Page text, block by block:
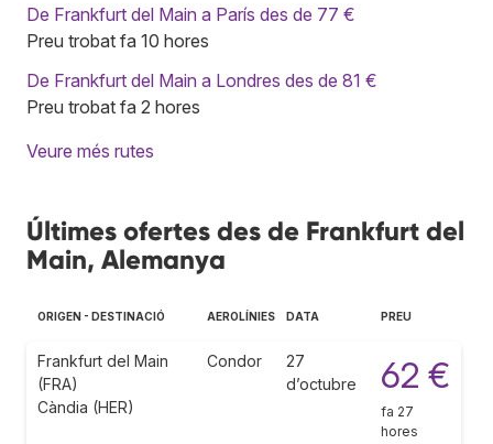
De Frankfurt del Main a París des de 77 €
Preu trobat fa 10 hores
De Frankfurt del Main a Londres des de 81 €
Preu trobat fa 2 hores
Veure més rutes
Últimes ofertes des de Frankfurt del
Main, Alemanya
ORIGEN - DESTINACIÓ AEROLÍNIES DATA PREU
Frankfurt del Main
(FRA)
Càndia (HER)
Condor
27
d’octubre
62 €
fa 27
hores